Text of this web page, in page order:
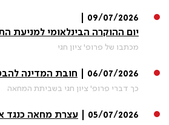
09/07/2026 |
יום ההוקרה הבינלאומי למניעת
מכתבו של פרופ' ציון חגי
06/07/2026 | חובת המדינה
כך דברי פרופ' ציון חגי בשביתת המחאה
05/07/2026 | עצרת מחאה כנגד